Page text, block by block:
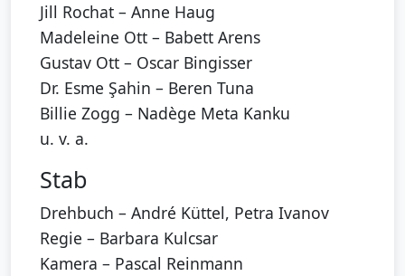
Jill Rochat – Anne Haug
Madeleine Ott – Babett Arens
Gustav Ott – Oscar Bingisser
Dr. Esme Şahin – Beren Tuna
Billie Zogg – Nadège Meta Kanku
u. v. a.
Stab
Drehbuch – André Küttel, Petra Ivanov
Regie – Barbara Kulcsar
Kamera – Pascal Reinmann